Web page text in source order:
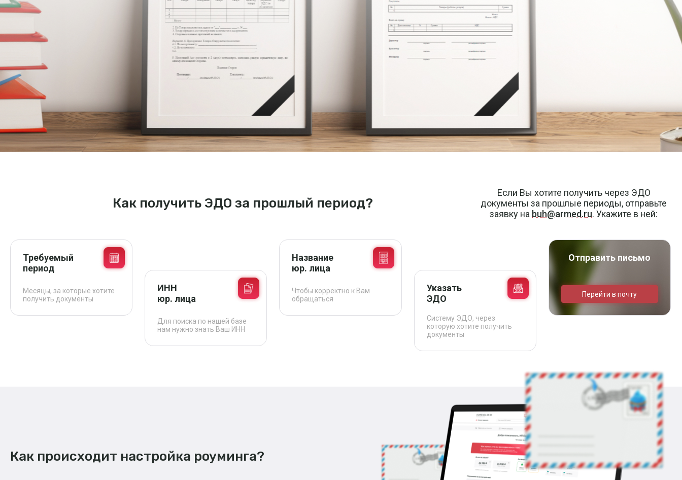
Как получить ЭДО за прошлый период?
Если Вы хотите получить через ЭДО
документы за прошлые периоды, отправьте
заявку на buh@armed.ru. Укажите в ней:
Требуемый
период
Месяцы, за которые хотите
получить документы
ИНН
юр. лица
Для поиска по нашей базе
нам нужно знать Ваш ИНН
Название
юр. лица
Чтобы корректно к Вам
обращаться
Указать
ЭДО
Систему ЭДО, через
которую хотите получить
документы
Отправить письмо
Перейти в почту
Как происходит настройка роуминга?